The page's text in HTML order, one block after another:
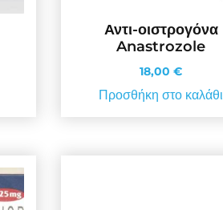
Αντι-οιστρογόνα
Anastrozole
18,00€
Προσθήκη στο καλάθι